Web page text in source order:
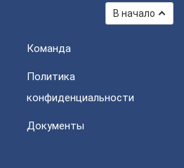
В начало
Команда
Политика
конфиденциальности
Документы